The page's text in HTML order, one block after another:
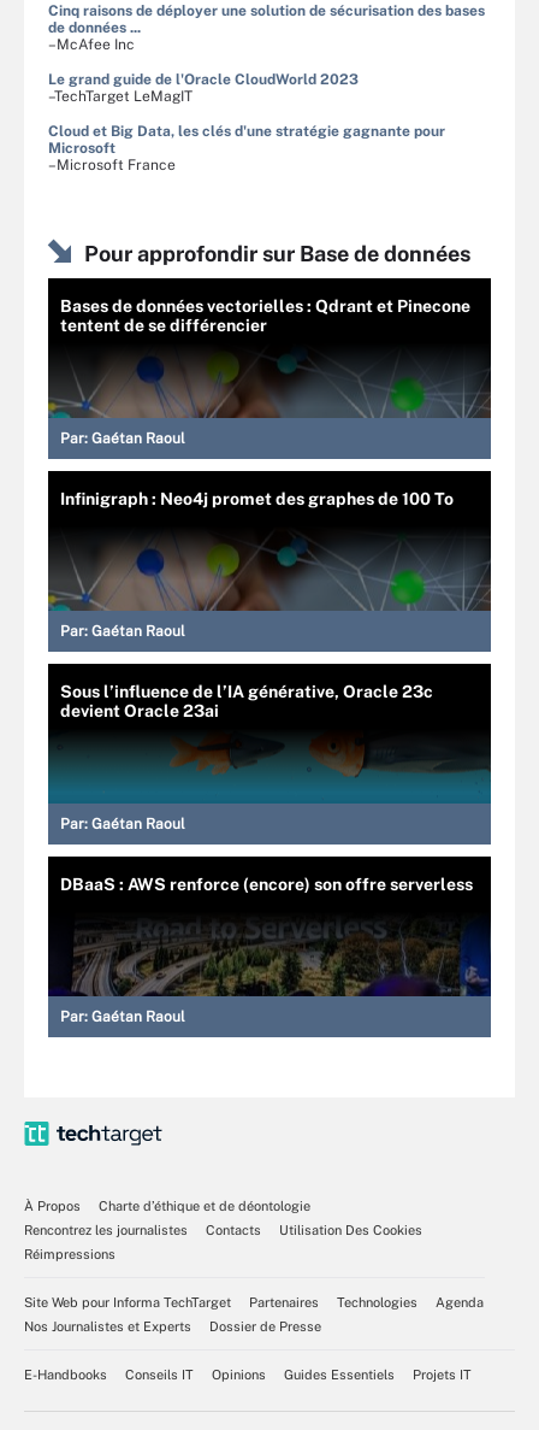
Cinq raisons de déployer une solution de sécurisation des bases
de données ...
–McAfee Inc
Le grand guide de l'Oracle CloudWorld 2023
–TechTarget LeMagIT
Cloud et Big Data, les clés d'une stratégie gagnante pour
Microsoft
–Microsoft France
Pour approfondir sur Base de données
Bases de données vectorielles : Qdrant et Pinecone
tentent de se différencier
Par: Gaétan Raoul
Infinigraph : Neo4j promet des graphes de 100 To
Par: Gaétan Raoul
Sous l’influence de l’IA générative, Oracle 23c
devient Oracle 23ai
Par: Gaétan Raoul
DBaaS : AWS renforce (encore) son offre serverless
Par: Gaétan Raoul
À Propos
Charte d’éthique et de déontologie
Rencontrez les journalistes
Contacts
Utilisation Des Cookies
Réimpressions
Site Web pour Informa TechTarget Partenaires Technologies
Agenda
Nos Journalistes et Experts
Dossier de Presse
E-Handbooks Conseils IT Opinions Guides Essentiels Projets IT